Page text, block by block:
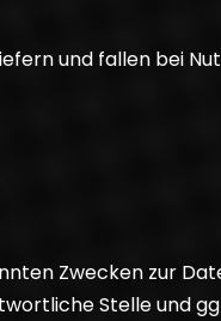
und fallen bei
Zwecken zur
Stelle und